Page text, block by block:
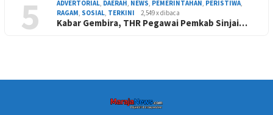
5 ADVERTORIAL, DAERAH, NEWS, PEMERINTAHAN, PERISTIWA,
RAGAM, SOSIAL, TERKINI 2,549 x dibaca
Kabar Gembira, THR Pegawai Pemkab Sinjai…